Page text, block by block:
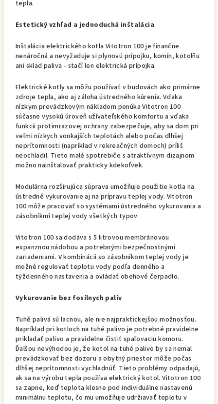
tepla.
Estetický vzhľad a jednoduchá inštalácia
Inštalácia elektrického kotla Vitotron 100 je finančne
nenáročná a nevyžaduje si plynovú prípojku, komín, kotolňu
ani sklad paliva - stačí len elektrická prípojka.
Elektrické kotly sa môžu používať v budovách ako primárne
zdroje tepla, ako aj záloha ústredného kúrenia. Vďaka
nízkym prevádzkovým nákladom ponúka Vitotron 100
súčasne vysokú úroveň užívateľského komfortu a vďaka
funkcii protimrazovej ochrany zabezpečuje, aby sa dom pri
veľmi nízkych vonkajších teplotách alebo počas dlhšej
neprítomnosti (napríklad v rekreačných domoch) príliš
neochladil. Tieto malé spotrebiče s atraktívnym dizajnom
možno nainštalovať prakticky kdekoľvek.
Modulárna rozširujúca súprava umožňuje použitie kotla na
ústredné vykurovanie aj na prípravu teplej vody. Vitotron
100 môže pracovať so systémami ústredného vykurovania a
zásobníkmi teplej vody všetkých typov.
Vitotron 100 sa dodáva s 5 litrovou membránovou
expanznou nádobou a potrebnými bezpečnostnými
zariadeniami. V kombinácii so zásobníkom teplej vody je
možné regulovať teplotu vody podľa denného a
týždenného nastavenia a ovládať obehové čerpadlo.
Vykurovanie bez fosílnych palív
Tuhé palivá sú lacnou, ale nie najpraktickejšou možnosťou.
Napríklad pri kotloch na tuhé palivo je potrebné pravidelne
prikladať palivo a pravidelne čistiť spaľovaciu komoru.
Ďalšou nevýhodou je, že kotol na tuhé palivo by sa nemal
prevádzkovať bez dozoru a obytný priestor môže počas
dlhšej neprítomnosti vychladnúť. Tieto problémy odpadajú,
ak sa na výrobu tepla používa elektrický kotol. Vitotron 100
sa zapne, keď teplota klesne pod individuálne nastavenú
minimálnu teplotu, čo mu umožňuje udržiavať teplotu v